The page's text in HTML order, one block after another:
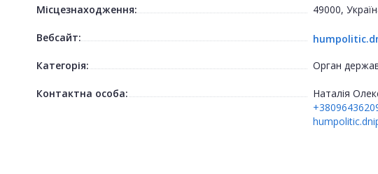
Місцезнаходження: 49000,
Вебсайт:
Категорія:
Орган
Контактна особа:
Наталія